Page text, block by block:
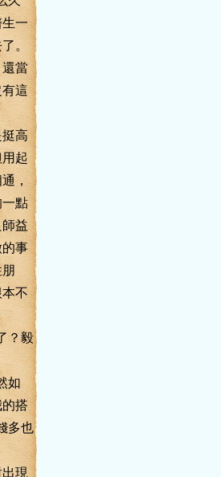
一
。
當
這
高
起
，
點
益
事
不
？毅
如
搭
多也
現